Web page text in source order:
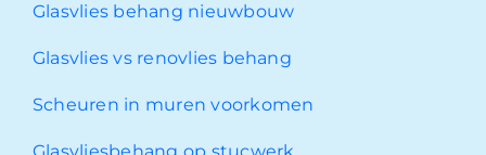
Glasvlies behang nieuwbouw
Glasvlies vs renovlies behang
Scheuren in muren voorkomen